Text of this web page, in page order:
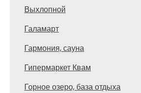
Выхлопной
Галамарт
Гармония, сауна
Гипермаркет Квам
Горное озеро, база отдыха